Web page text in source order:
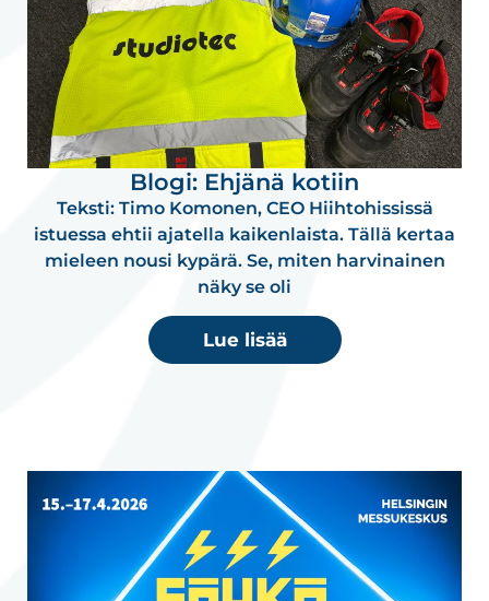
Blogi: Ehjänä kotiin
Teksti: Timo Komonen, CEO Hiihtohississä
istuessa ehtii ajatella kaikenlaista. Tällä kertaa
mieleen nousi kypärä. Se, miten harvinainen
näky se oli
Lue lisää